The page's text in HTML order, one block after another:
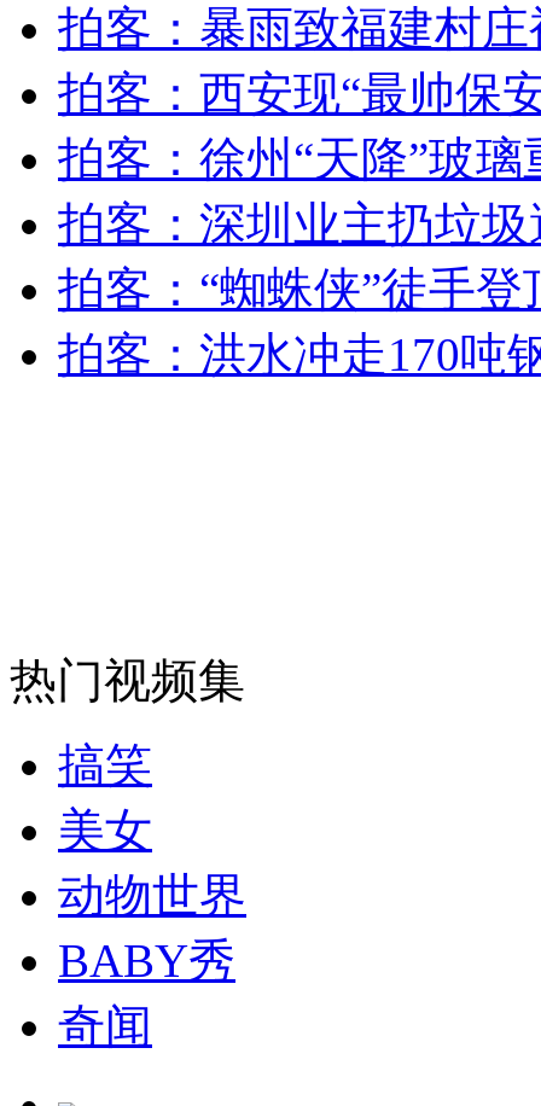
无痛分娩是否安全 医生回应
外交部：反对强权政治霸凌主义
外交部：有关国家言论片面不公正
安徽一实载49人客车翻车
纽约上演“枕头大战”
司机酒驾遇交警 急速倒车逃窜
拍客：暴雨致福建村
拍客：西安现“最帅保
拍客：徐州“天降”玻
拍客：深圳业主扔垃
拍客：“蜘蛛侠”徒手
拍客：洪水冲走170吨
热门视频集
搞笑
美女
动物世界
BABY秀
奇闻